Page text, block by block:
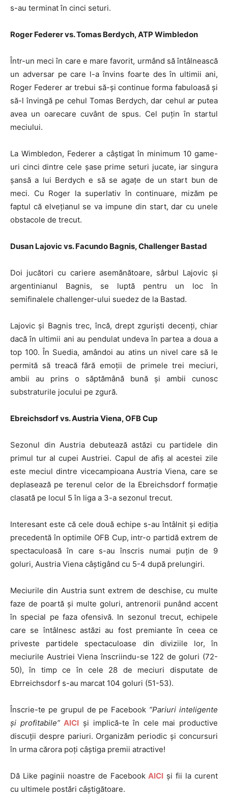
s-au terminat în cinci seturi.
Roger Federer vs. Tomas Berdych, ATP Wimbledon
Într-un meci în care e mare favorit, urmând să întâlnească
un adversar pe care l-a învins foarte des în ultimii ani,
Roger Federer ar trebui să-și continue forma fabuloasă și
să-l învingă pe cehul Tomas Berdych, dar cehul ar putea
avea un oarecare cuvânt de spus. Cel puțin în startul
meciului.
La Wimbledon, Federer a câștigat în minimum 10 game-
uri cinci dintre cele șase prime seturi jucate, iar singura
șansă a lui Berdych e să se agațe de un start bun de
meci. Cu Roger la superlativ în continuare, mizăm pe
faptul că elvețianul se va impune din start, dar cu unele
obstacole de trecut.
Dusan Lajovic vs. Facundo Bagnis, Challenger Bastad
Doi jucători cu cariere asemănătoare, sârbul Lajovic și
argentinianul Bagnis, se luptă pentru un loc în
semifinalele challenger-ului suedez de la Bastad.
Lajovic și Bagnis trec, încă, drept zguriști decenți, chiar
dacă în ultimii ani au pendulat undeva în partea a doua a
top 100. În Suedia, amândoi au atins un nivel care să le
permită să treacă fără emoții de primele trei meciuri,
ambii au prins o săptămână bună și ambii cunosc
substraturile jocului pe zgură.
Ebreichsdorf vs. Austria Viena, OFB Cup
Sezonul din Austria debutează astăzi cu partidele din
primul tur al cupei Austriei. Capul de afiș al acestei zile
este meciul dintre vicecampioana Austria Viena, care se
deplasează pe terenul celor de la Ebreichsdorf formație
clasată pe locul 5 în liga a 3-a sezonul trecut.
Interesant este că cele două echipe s-au întâlnit și ediția
precedentă în optimile OFB Cup, intr-o partidă extrem de
spectaculoasă în care s-au înscris numai puțin de 9
goluri, Austria Viena câștigând cu 5-4 după prelungiri.
Meciurile din Austria sunt extrem de deschise, cu multe
faze de poartă și multe goluri, antrenorii punând accent
în special pe faza ofensivă. In sezonul trecut, echipele
care se întâlnesc astăzi au fost premiante în ceea ce
priveste partidele spectaculoase din diviziile lor, în
meciurile Austriei Viena înscriindu-se 122 de goluri (72-
50), în timp ce în cele 28 de meciuri disputate de
Ebrreichsdorf s-au marcat 104 goluri (51-53).
Înscrie-te pe grupul de pe Facebook ”Pariuri inteligente
și profitabile” AICI și implică-te în cele mai productive
discuții despre pariuri. Organizăm periodic și concursuri
în urma cărora poți câștiga premii atractive!
Dă Like paginii noastre de FacebookAICI și fii la curent
cu ultimele postări câștigătoare.